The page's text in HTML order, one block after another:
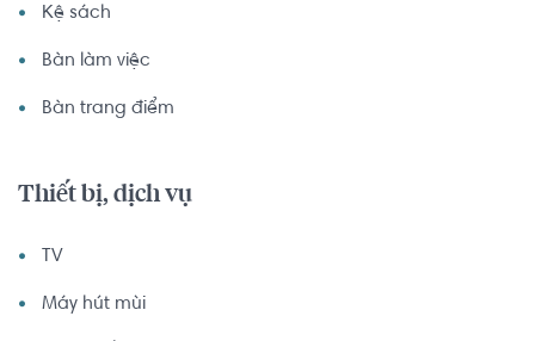
Kệ sách
Bàn làm việc
Bàn trang điểm
Thiết bị, dịch vụ
TV
Máy hút mùi